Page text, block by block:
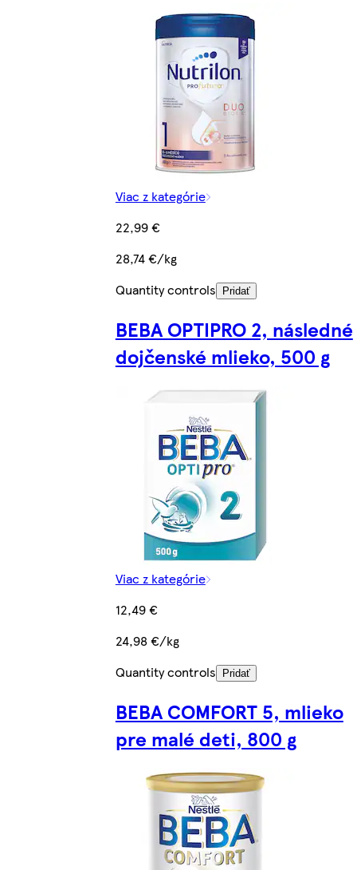
Viac z kategórie
22,99 €
28,74 €/kg
Quantity controls
Pridať
BEBA OPTIPRO 2, následné
dojčenské mlieko, 500 g
Viac z kategórie
12,49 €
24,98 €/kg
Quantity controls
Pridať
BEBA COMFORT 5, mlieko
pre malé deti, 800 g